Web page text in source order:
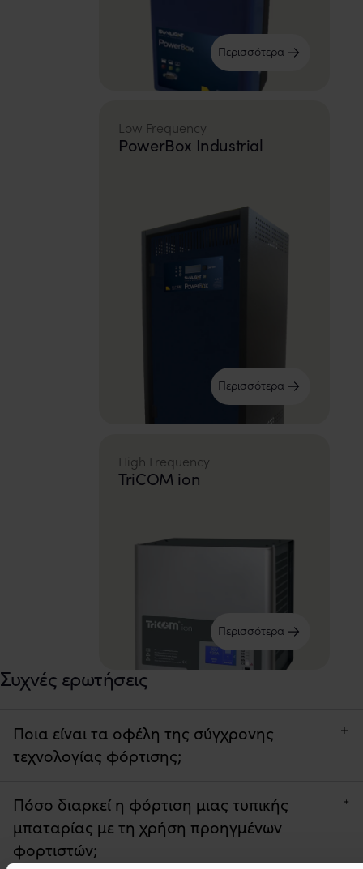
Περισσότερα
Low Frequency
PowerBox Industrial
Περισσότερα
High Frequency
TriCOM ion
Περισσότερα
Συχνές ερωτήσεις
Ποια είναι τα οφέλη της σύγχρονης
τεχνολογίας φόρτισης;
Πόσο διαρκεί η φόρτιση μιας τυπικής
μπαταρίας με τη χρήση προηγμένων
φορτιστών;